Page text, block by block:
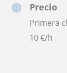
Precio
Primera
10€/h